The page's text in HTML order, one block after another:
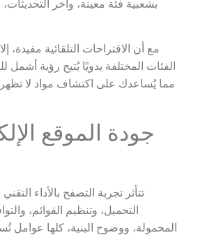
بشعبية فئة معينة، وآخر
مع أن الاقتراحات التلقائية مفيدة،
الفئات المختلفة يدويًا يُتيح رؤية أشمل
مما يُساعدك على اكتشاف مواد لا
تتأثر تجربة التصفح بالأداء
التحميل، وتنظيم القوائم،
المحمولة، ووضوح البنية، كلها عوامل